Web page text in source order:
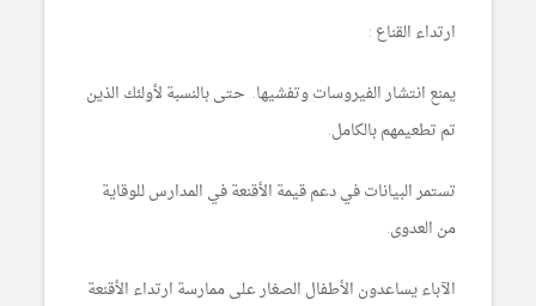
ارتداء القناع :
يمنع انتشار الفيروسات وتفشيها. حتى بالنسبة لأولئك الذين
تم تطعيمهم بالكامل.
تستمر البيانات في دعم قيمة الأقنعة في المدارس للوقاية
من العدوى.
الآباء يساعدون الأطفال الصغار على ممارسة ارتداء الأقنعة